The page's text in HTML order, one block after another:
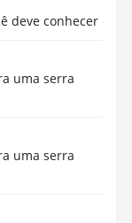
deve conhecer
uma serra
uma serra